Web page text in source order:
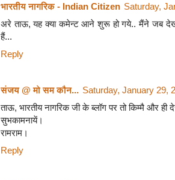
भारतीय नागरिक - Indian Citizen Saturday,
अरे ताऊ, यह क्या कमेन्ट आने शुरू हो गये.. मैंने जब देखा
हैं...
Reply
संजय @ मो सम कौन... Saturday, January 29,
ताऊ, भारतीय नागरिक जी के ब्लॉग पर तो किम्मै और
सुभकामनायें।
रामराम।
Reply